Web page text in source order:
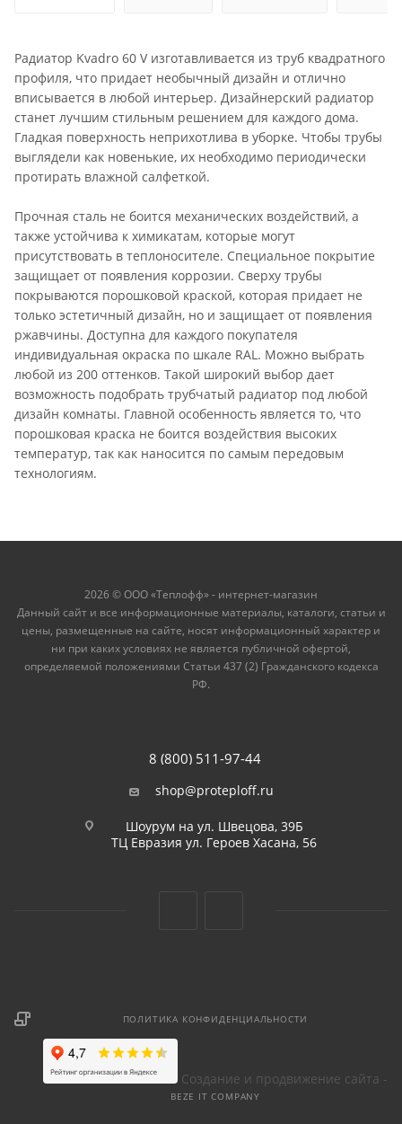
Радиатор Kvadro 60 V изготавливается из труб квадратного
профиля, что придает необычный дизайн и отлично
вписывается в любой интерьер. Дизайнерский радиатор
станет лучшим стильным решением для каждого дома.
Гладкая поверхность неприхотлива в уборке. Чтобы трубы
выглядели как новенькие, их необходимо периодически
протирать влажной салфеткой.
Прочная сталь не боится механических воздействий, а
также устойчива к химикатам, которые могут
присутствовать в теплоносителе. Специальное покрытие
защищает от появления коррозии. Сверху трубы
покрываются порошковой краской, которая придает не
только эстетичный дизайн, но и защищает от появления
ржавчины. Доступна для каждого покупателя
индивидуальная окраска по шкале RAL. Можно выбрать
любой из 200 оттенков. Такой широкий выбор дает
возможность подобрать трубчатый радиатор под любой
дизайн комнаты. Главной особенность является то, что
порошковая краска не боится воздействия высоких
температур, так как наносится по самым передовым
технологиям.
2026 © ООО «Теплофф» - интернет-магазин
Данный сайт и все информационные материалы, каталоги, статьи и
цены, размещенные на сайте, носят информационный характер и
ни при каких условиях не является публичной офертой,
определяемой положениями Статьи 437 (2) Гражданского кодекса
РФ.
8 (800) 511-97-44
shop@proteploff.ru
Шоурум на ул. Швецова, 39Б
ТЦ Евразия ул. Героев Хасана, 56
ПОЛИТИКА КОНФИДЕНЦИАЛЬНОСТИ
Создание и продвижение сайта -
BEZE IT COMPANY